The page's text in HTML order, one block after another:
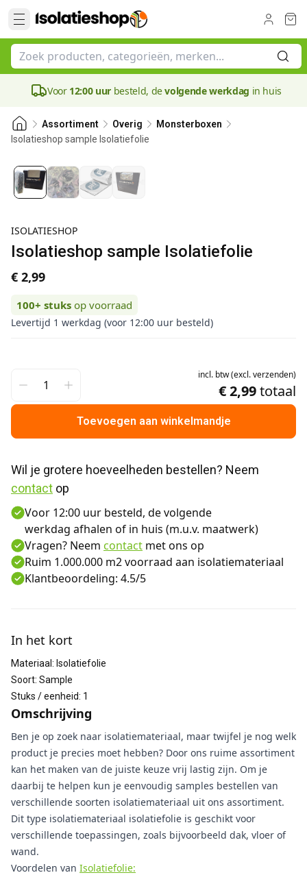
Voor 12:00 uur besteld, devolgende werkdag in huis
Assortiment Overig
Monsterboxen
Isolatieshop sample Isolatiefolie
ISOLATIESHOP
Isolatieshop sample Isolatiefolie
€ 2,99
100+ stuks op voorraad
Levertijd 1 werkdag (voor 12:00 uur besteld)
incl. btw(excl.verzenden)
€ 2,99totaal
Toevoegen aan winkelmandje
contact op
Voor 12:00 uur besteld, de volgende
werkdag afhalen of in huis (m.u.v. maatwerk)
Vragen? Neem contact met ons op
Ruim 1.000.000 m2 voorraad aan isolatiemateriaal
Klantbeoordeling: 4.5/5
In het kort
Materiaal : Isolatiefolie
Soort: Sample
Stuks / eenheid: 1
Omschrijving
Ben je op zoek naar isolatiemateriaal, maar twijfel je nog welk
product je precies moet hebben? Door ons ruime assortiment
kan het maken van de juiste keuze vrij lastig zijn. Om je
daarbij te helpen kun je eenvoudig samples bestellen van
verschillende soorten isolatiemateriaal uit ons assortiment.
Dit type isolatiemateriaal isolatiefolie is geschikt voor
verschillende toepassingen, zoals bijvoorbeeld dak, vloer of
wand.
Voordelen van Isolatiefolie: